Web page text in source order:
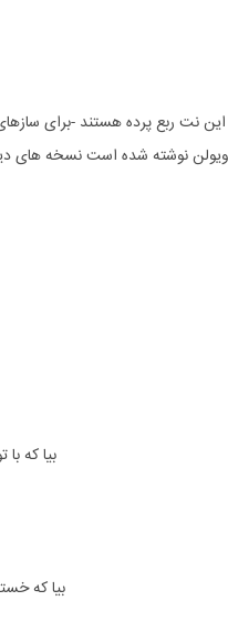
نت ربع پرده هستند -برای
ویولننوشته شده است نسخه های
بیا که
بیا که